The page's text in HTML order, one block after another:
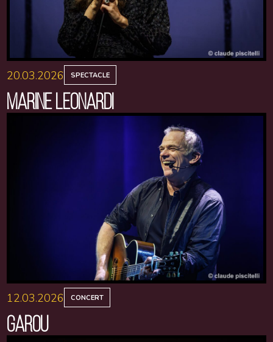
20.03.2026 SPECTACLE
MARINE LEONARDI
12.03.2026 CONCERT
GAROU